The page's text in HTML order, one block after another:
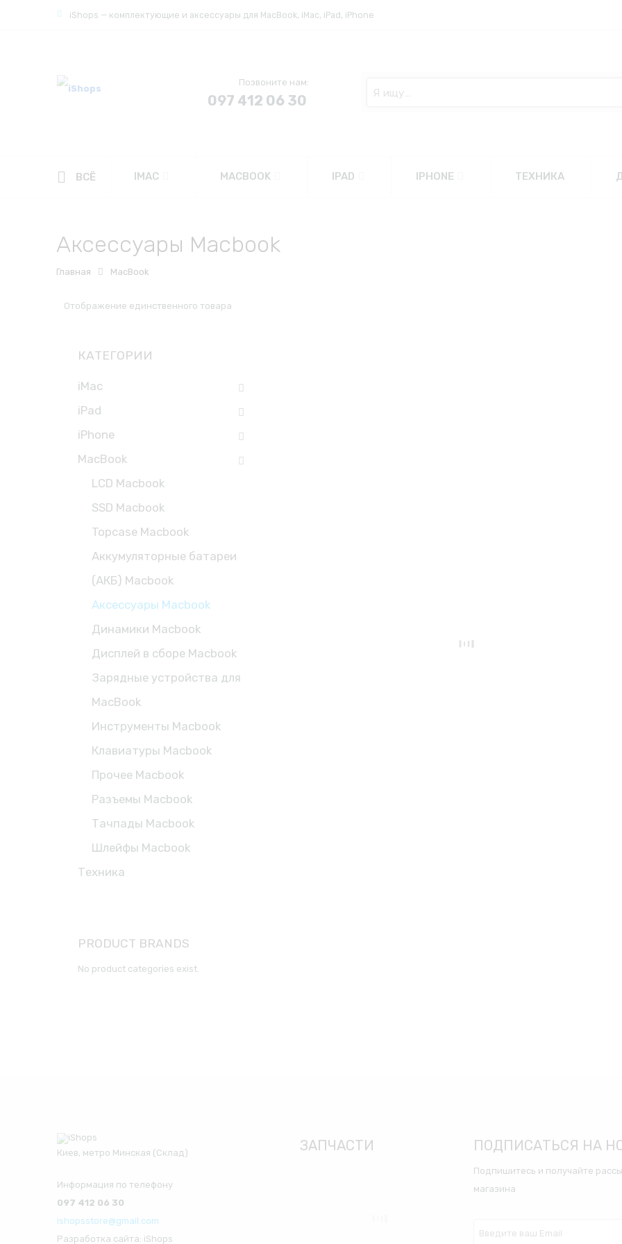
iShops — комплектующие и аксессуары для MacBook, iMac, iPad, iPhone
Позвоните нам:
097 412 06 30
here
ВСЁ IMAC MACBOOK IPAD IPHONE ТЕХНИКА
Аксессуары Macbook
Главная MacBook
Отображение единственного товара
КАТЕГОРИИ
iMac
iPad
iPhone
MacBook
LCD Macbook
SSD Macbook
Topcase Macbook
Аккумуляторные батареи
(АКБ) Macbook
Аксессуары Macbook
Динамики Macbook
Дисплей в сборе Macbook
Зарядные устройства для
MacBook
Инструменты Macbook
Клавиатуры Macbook
Прочее Macbook
Разъемы Macbook
Тачпады Macbook
Шлейфы Macbook
Техника
PRODUCT BRANDS
No product categories exist.
Киев, метро Минская (Склад)
Информация по телефону
097 412 06 30
ishopsstore@gmail.com
Разработка сайта: iShops
ЗАПЧАСТИ ПОДПИСАТЬСЯ НА
Подпишитесь и получайте
магазина